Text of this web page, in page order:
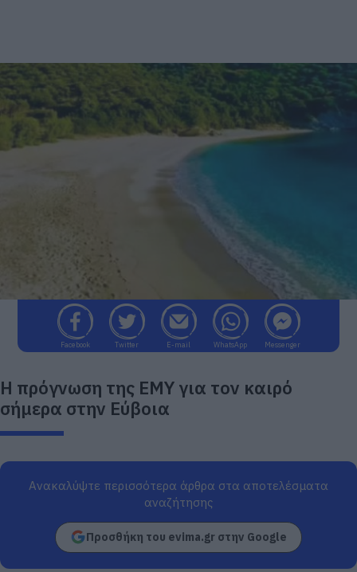
Facebook Twitter E-mail WhatsApp Messenger
Η πρόγνωση της ΕΜΥ για τον καιρό
σήμερα στην Εύβοια
Ανακαλύψτε περισσότερα άρθρα στα αποτελέσματα
αναζήτησης
Προσθήκη του evima.gr στην Google